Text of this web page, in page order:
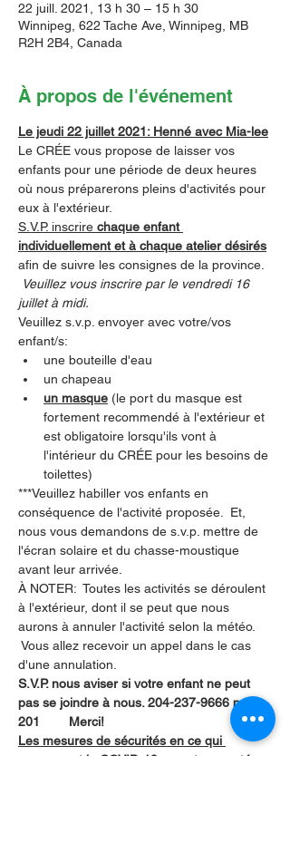
22 juill. 2021, 13 h 30 – 15 h 30
Winnipeg, 622 Tache Ave, Winnipeg, MB
R2H 2B4, Canada
À propos de l'événement
Le jeudi 22 juillet 2021: Henné avec Mia-lee
Le CRÉE vous propose de laisser vos
enfants pour une période de deux heures
où nous préparerons pleins d'activités pour
eux à l'extérieur.
S.V.P. inscrire chaque enfant
individuellement et à chaque atelier désirés
afin de suivre les consignes de la province.
Veuillez vous inscrire par le vendredi 16
juillet à midi.
Veuillez s.v.p. envoyer avec votre/vos
enfant/s:
une bouteille d'eau
un chapeau
un masque (le port du masque est
fortement recommendé à l'extérieur et
est obligatoire lorsqu'ils vont à
l'intérieur du CRÉE pour les besoins de
toilettes)
***Veuillez habiller vos enfants en
conséquence de l'activité proposée.  Et,
nous vous demandons de s.v.p. mettre de
l'écran solaire et du chasse-moustique
avant leur arrivée.
À NOTER:  Toutes les activités se déroulent
à l'extérieur, dont il se peut que nous
aurons à annuler l'activité selon la météo.
Vous allez recevoir un appel dans le cas
d'une annulation.
S.V.P. nous aviser si votre enfant ne peut
pas se joindre à nous. 204-237-9666 poste
201        Merci!
Les mesures de sécurités en ce qui
concernent la COVID-19 seront respectées.